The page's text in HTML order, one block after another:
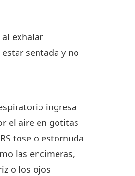
exhalar
sentada y no
ingresa
el aire en gotitas
tose o estornuda
las encimeras,
o los ojos